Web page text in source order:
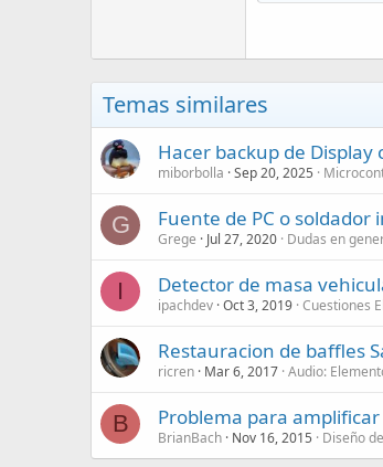
Temas similares
Hacer backup de
miborbolla Sep 20, 2025
G Fuente de PC o
Grege Jul 27, 2020 Dudas en
I Detector de masa
ipachdev Oct 3, 2019 Cuestiones
Restauracion de baffles
ricren Mar 6, 2017 Audio:
B Problema para
BrianBach Nov 16, 2015 Diseño